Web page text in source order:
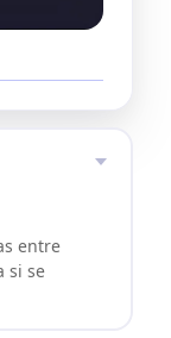
entre
si se